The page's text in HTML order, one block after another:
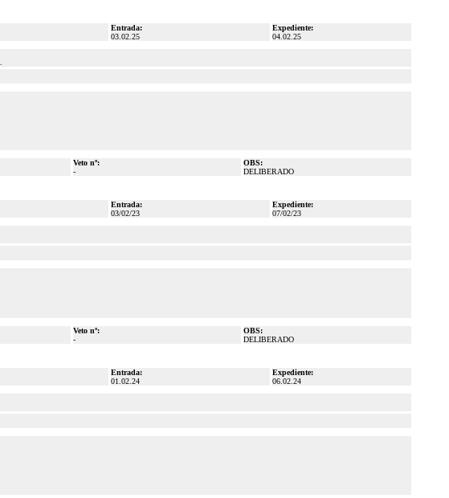
Entrada:
03.02.25
Expediente:
04.02.25
Veto nº:
-
OBS:
DELIBERADO
Entrada:
03/02/23
Expediente:
07/02/23
Veto nº:
-
OBS:
DELIBERADO
Entrada:
01.02.24
Expediente:
06.02.24